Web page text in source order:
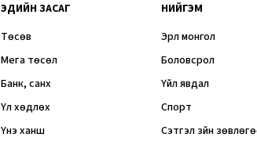
ЭДИЙН ЗАСАГ
Төсөв
Мега төсөл
Банк, санхүү
Үл хөдлөх
Үнэ ханш
НИЙГЭМ
Эрүүл монгол
Боловсрол
Үйл явдал
Спорт
Сэтгэл зүйн